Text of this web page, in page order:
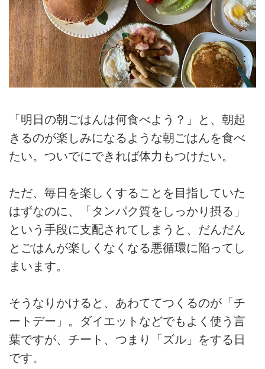
「明日の朝ごはんは何食べよう？」と、朝起
きるのが楽しみになるような朝ごはんを食べ
たい。ついでにできれば体力もつけたい。
ただ、毎日を楽しくすることを目指していた
はずなのに、「タンパク質をしっかり摂る」
という手段に支配されてしまうと、だんだん
とごはんが楽しくなくなる悪循環に陥ってし
まいます。
そうなりかけると、あわててつくるのが「チ
ートデー」。ダイエットなどでもよく使う言
葉ですが、チート、つまり「ズル」をする日
です。